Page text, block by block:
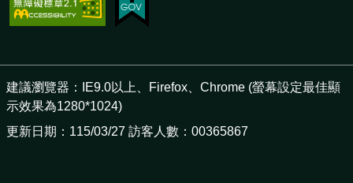
建議瀏覽器：IE9.0以上、Firefox、Chrome (螢幕設定最佳顯
示效果為1280*1024)
更新日期：115/03/27 訪客人數：00365867